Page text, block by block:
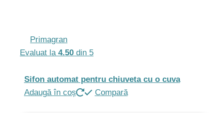
Primagran
Evaluat la 4.50 din 5
Sifon automat pentru chiuveta cu o cuva
Adaugă în coș
Compară